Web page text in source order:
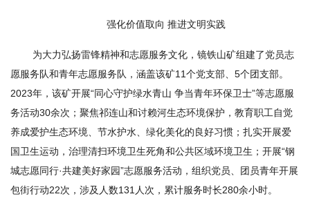
强化价值取向 推进文明实践
为大力弘扬雷锋精神和志愿服务文化，镜铁山矿组建了党员志
愿服务队和青年志愿服务队，涵盖该矿11个党支部、5个团支部。
2023年，该矿开展“同心守护绿水青山 争当青年环保卫士”等志愿服
务活动30余次；聚焦祁连山和讨赖河生态环境保护，教育职工自觉
养成爱护生态环境、节水护水、绿化美化的良好习惯；扎实开展爱
国卫生运动，治理清扫环境卫生死角和公共区域环境卫生；开展“钢
城志愿同行·共建美好家园”志愿服务活动，组织党员、团员青年开展
包街行动22次，涉及人数131人次，累计服务时长280余小时。